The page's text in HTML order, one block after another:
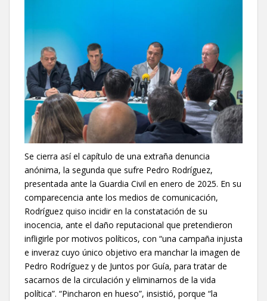
Se cierra así el capítulo de una extraña denuncia
anónima, la segunda que sufre Pedro Rodríguez,
presentada ante la Guardia Civil en enero de 2025. En su
comparecencia ante los medios de comunicación,
Rodríguez quiso incidir en la constatación de su
inocencia, ante el daño reputacional que pretendieron
infligirle por motivos políticos, con “una campaña injusta
e inveraz cuyo único objetivo era manchar la imagen de
Pedro Rodríguez y de Juntos por Guía, para tratar de
sacarnos de la circulación y eliminarnos de la vida
política”. “Pincharon en hueso”, insistió, porque “la